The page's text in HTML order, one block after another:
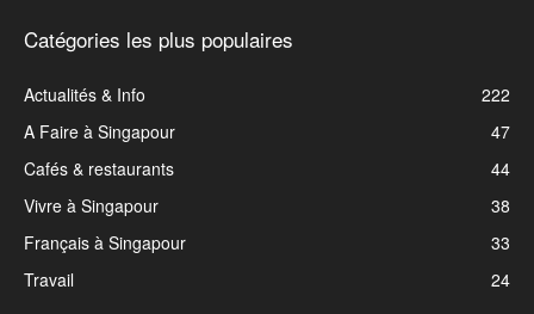
Catégories les plus populaires
Actualités & Info
222
A Faire à Singapour
47
Cafés & restaurants
44
Vivre à Singapour
38
Français à Singapour
33
Travail
24